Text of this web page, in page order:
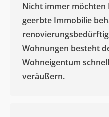
Nicht immer möchten
geerbte Immobilie
Wohnungen besteht
Wohneigentum
veräußern. ​